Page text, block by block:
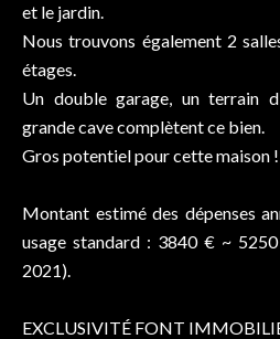
et le jardin.
Nous trouvons également 2
étages.
Un double garage, un terrain
grande cave complètent ce bien.
Gros potentiel pour cette maison !
Montant estimé des dépenses
usage standard : 3840 € ~
2021).
EXCLUSIVITÉ FONT